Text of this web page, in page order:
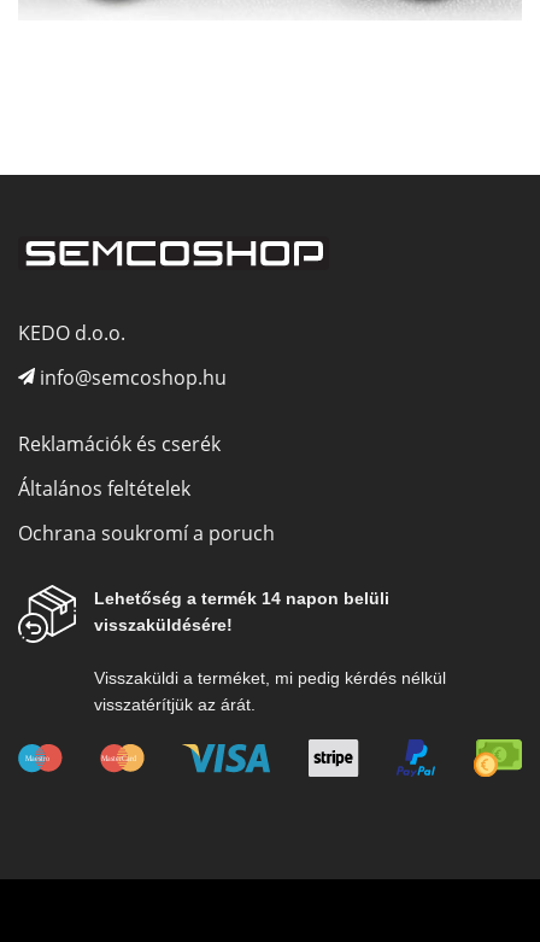
KEDO d.o.o.
info@semcoshop.hu
Reklamációk és cserék
Általános feltételek
Ochrana soukromí a poruch
Lehetőség a termék 14 napon belüli
visszaküldésére!
Visszaküldi a terméket, mi pedig kérdés nélkül
visszatérítjük az árát.